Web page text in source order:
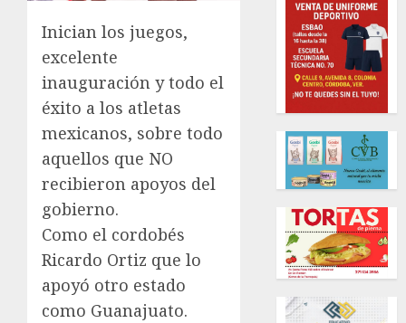
Inician los juegos,
excelente
inauguración y todo el
éxito a los atletas
mexicanos, sobre todo
aquellos que NO
recibieron apoyos del
gobierno.
Como el cordobés
Ricardo Ortiz que lo
apoyó otro estado
como Guanajuato.